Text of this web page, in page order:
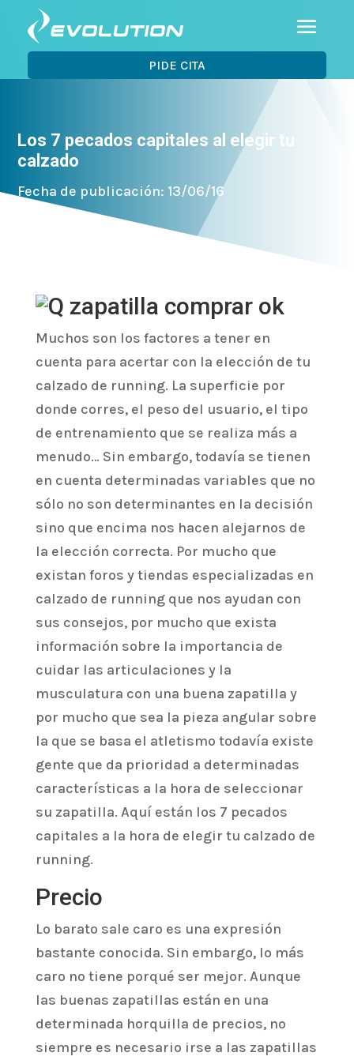
PIDE CITA
Los 7 pecados capitales al elegir tu
calzado
Fecha de publicación: 13/06/16
Muchos son los factores a tener en
cuenta para acertar con la elección de tu
calzado de running. La superficie por
donde corres, el peso del usuario, el tipo
de entrenamiento que se realiza más a
menudo… Sin embargo, todavía se tienen
en cuenta determinadas variables que no
sólo no son determinantes en la decisión
sino que encima nos hacen alejarnos de
la elección correcta. Por mucho que
existan foros y tiendas especializadas en
calzado de running que nos ayudan con
sus consejos, por mucho que exista
información sobre la importancia de
cuidar las articulaciones y la
musculatura con una buena zapatilla y
por mucho que sea la pieza angular sobre
la que se basa el atletismo todavía existe
gente que da prioridad a determinadas
características a la hora de seleccionar
su zapatilla. Aquí están los 7 pecados
capitales a la hora de elegir tu calzado de
running.
Precio
Lo barato sale caro es una expresión
bastante conocida. Sin embargo, lo más
caro no tiene porqué ser mejor. Aunque
las buenas zapatillas están en una
determinada horquilla de precios, no
siempre es necesario irse a las zapatillas